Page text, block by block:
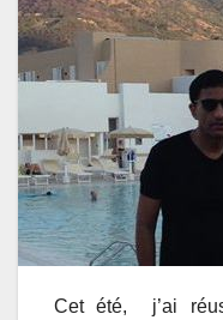
Cet été, j’ai